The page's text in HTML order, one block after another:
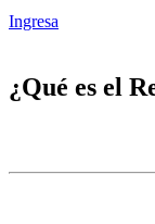
Ingresa
¿Qué es el